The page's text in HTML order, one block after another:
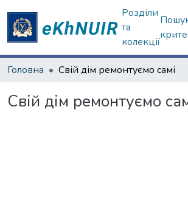
Розділи
та
колекції
Головна Свій дім ремонтуємо самі
Свій дім ремонтуємо